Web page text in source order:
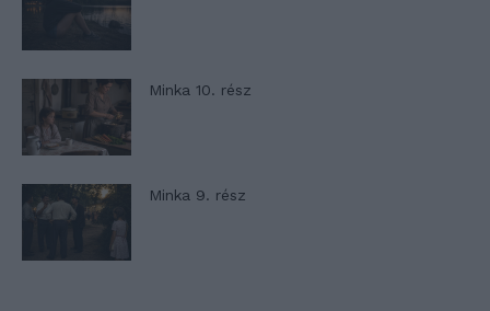
Minka 10. rész
Minka 9. rész